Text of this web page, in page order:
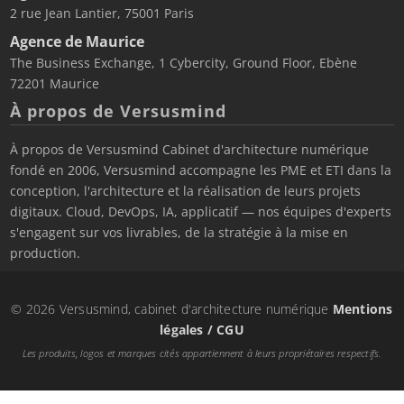
2 rue Jean Lantier, 75001 Paris
Agence de Maurice
The Business Exchange, 1 Cybercity, Ground Floor, Ebène
72201 Maurice
À propos de Versusmind
À propos de Versusmind Cabinet d'architecture numérique
fondé en 2006, Versusmind accompagne les PME et ETI dans la
conception, l'architecture et la réalisation de leurs projets
digitaux. Cloud, DevOps, IA, applicatif — nos équipes d'experts
s'engagent sur vos livrables, de la stratégie à la mise en
production.
© 2026 Versusmind, cabinet d'architecture numérique Mentions
légales / CGU
Les produits, logos et marques cités appartiennent à leurs propriétaires respectifs.